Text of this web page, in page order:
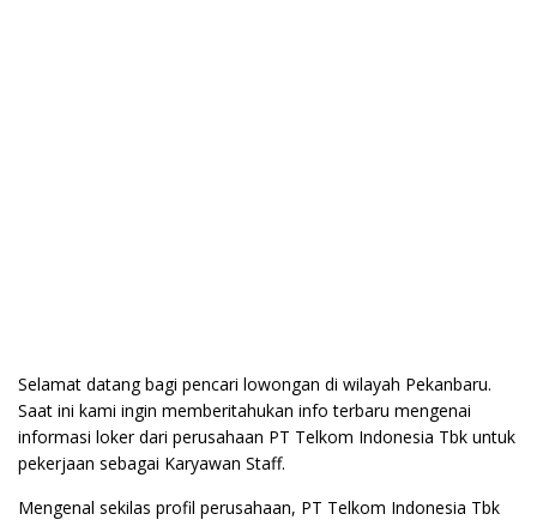
Selamat datang bagi pencari lowongan di wilayah Pekanbaru.
Saat ini kami ingin memberitahukan info terbaru mengenai
informasi loker dari perusahaan PT Telkom Indonesia Tbk untuk
pekerjaan sebagai Karyawan Staff.
Mengenal sekilas profil perusahaan, PT Telkom Indonesia Tbk